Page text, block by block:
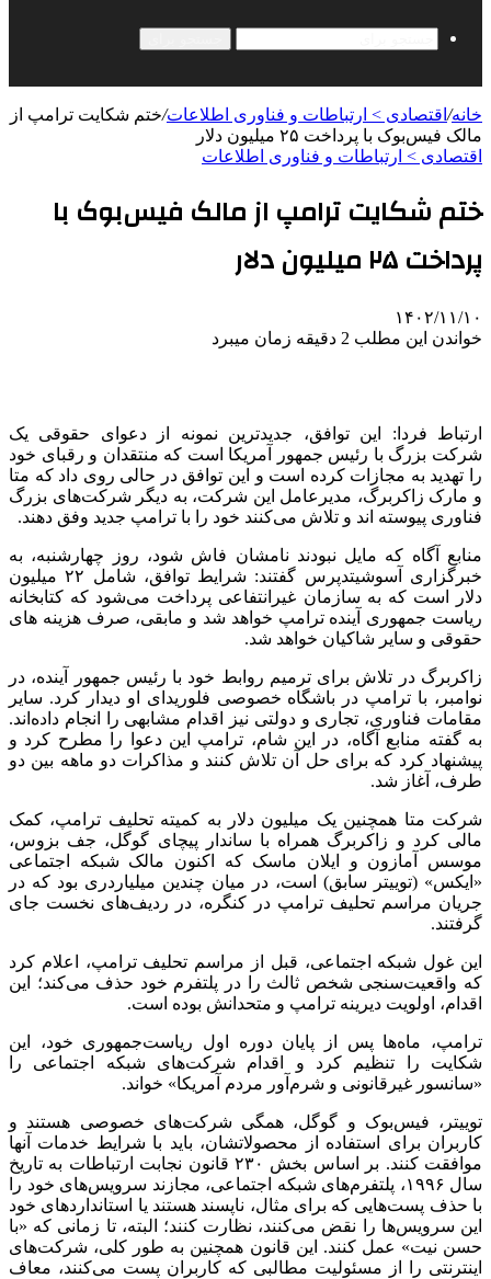
خانه/ اقتصادی > ارتباطات و فناوری اطلاعات/ختم شکایت ترامپ از
مالک فیس‌بوک با پرداخت ۲۵ میلیون دلار
اقتصادی > ارتباطات و فناوری اطلاعات
ختم شکایت ترامپ از مالک فیس‌بوک با
پرداخت ۲۵ میلیون دلار
۱۴۰۲/۱۱/۱۰
خواندن این مطلب 2 دقیقه زمان میبرد
ارتباط فردا: این توافق، جدیدترین نمونه از دعوای حقوقی یک
شرکت بزرگ با رئیس جمهور آمریکا است که منتقدان و رقبای خود
را تهدید به مجازات کرده است و این توافق در حالی روی داد که متا
و مارک زاکربرگ، مدیرعامل این شرکت، به دیگر شرکت‌های بزرگ
فناوری پیوسته اند و تلاش می‌کنند خود را با ترامپ جدید وفق دهند.
منابع آگاه که مایل نبودند نامشان فاش شود، روز چهارشنبه، به
خبرگزاری آسوشیتدپرس گفتند: شرایط توافق، شامل ۲۲ میلیون
دلار است که به سازمان غیرانتفاعی پرداخت می‌شود که کتابخانه
ریاست جمهوری آینده ترامپ خواهد شد و مابقی، صرف هزینه های
حقوقی و سایر شاکیان خواهد شد.
زاکربرگ در تلاش برای ترمیم روابط خود با رئیس جمهور آینده، در
نوامبر، با ترامپ در باشگاه خصوصی فلوریدای او دیدار کرد. سایر
مقامات فناوری، تجاری و دولتی نیز اقدام مشابهی را انجام داده‌اند.
به گفته منابع آگاه، در این شام، ترامپ این دعوا را مطرح کرد و
پیشنهاد کرد که برای حل آن تلاش کنند و مذاکرات دو ماهه بین دو
طرف، آغاز شد.
شرکت متا همچنین یک میلیون دلار به کمیته تحلیف ترامپ، کمک
مالی کرد و زاکربرگ همراه با ساندار پیچای گوگل، جف بزوس،
موسس آمازون و ایلان ماسک که اکنون مالک شبکه اجتماعی
«ایکس» (توییتر سابق) است، در میان چندین میلیاردری بود که در
جریان مراسم تحلیف ترامپ در کنگره، در ردیف‌های نخست جای
گرفتند.
این غول شبکه اجتماعی، قبل از مراسم تحلیف ترامپ، اعلام کرد
که واقعیت‌سنجی شخص ثالث را در پلتفرم خود حذف می‌کند؛ این
اقدام، اولویت دیرینه ترامپ و متحدانش بوده است.
ترامپ، ماه‌ها پس از پایان دوره اول ریاست‌جمهوری خود، این
شکایت را تنظیم کرد و اقدام شرکت‌های شبکه اجتماعی را
«سانسور غیرقانونی و شرم‌آور مردم آمریکا» خواند.
توییتر، فیس‌بوک و گوگل، همگی شرکت‌های خصوصی هستند و
کاربران برای استفاده از محصولاتشان، باید با شرایط خدمات آنها
موافقت کنند. بر اساس بخش ۲۳۰ قانون نجابت ارتباطات به تاریخ
سال ۱۹۹۶، پلتفرم‌های شبکه اجتماعی، مجازند سرویس‌های خود را
با حذف پست‌هایی که برای مثال، ناپسند هستند یا استانداردهای خود
این سرویس‌ها را نقض می‌کنند، نظارت کنند؛ البته، تا زمانی که «با
حسن نیت» عمل کنند. این قانون همچنین به طور کلی، شرکت‌های
اینترنتی را از مسئولیت مطالبی که کاربران پست می‌کنند، معاف